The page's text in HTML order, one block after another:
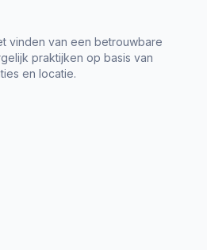
vinden van een betrouwbare
praktijken op basis van
en locatie.